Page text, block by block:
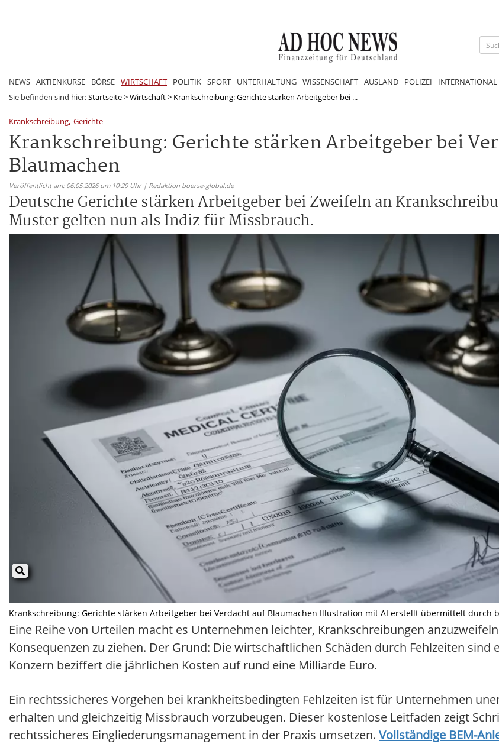
NEWS AKTIENKURSE BÖRSE WIRTSCHAFT POLITIK SPORT UNTERHALTUNG WISSENSCHAFT AUSLAND POLIZEI INTERNATIONAL
Sie befinden sind hier:Startseite>Wirtschaft> Krankschreibung: Gerichte stärken Arbeitgeber bei ...
Krankschreibung, Gerichte
Krankschreibung: Gerichte stärken Arbeitgeber bei
Blaumachen
Veröffentlicht am: 06.05.2026 um 10:29 Uhr | Redaktion boerse-global.de
Deutsche Gerichte stärken Arbeitgeber bei Zweifeln an
Muster gelten nun als Indiz für Missbrauch.
Krankschreibung: Gerichte stärken Arbeitgeber bei Verdacht auf Blaumachen Illustration mit AI erstellt übermittelt durch
Eine Reihe von Urteilen macht es Unternehmen leichter, Krankschreibungen
Konsequenzen zu ziehen. Der Grund: Die wirtschaftlichen Schäden durch Fehlzeiten sind
Konzern beziffert die jährlichen Kosten auf rund eine Milliarde Euro.
Ein rechtssicheres Vorgehen bei krankheitsbedingten Fehlzeiten ist für Unternehmen
erhalten und gleichzeitig Missbrauch vorzubeugen. Dieser kostenlose Leitfaden zeigt
rechtssicheres Eingliederungsmanagement in der Praxis umsetzen. Vollständige BEM-